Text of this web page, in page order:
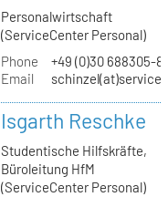
Personalwirtschaft
(ServiceCenter Personal)
Phone
+49 (0)30 688305-
Email
Isgarth Reschke
Studentische Hilfskräfte,
Büroleitung HfM
(ServiceCenter Personal)